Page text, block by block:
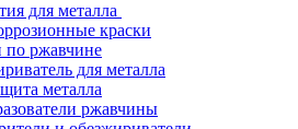
для металла
краски
по ржавчине
для металла
металла
ржавчины